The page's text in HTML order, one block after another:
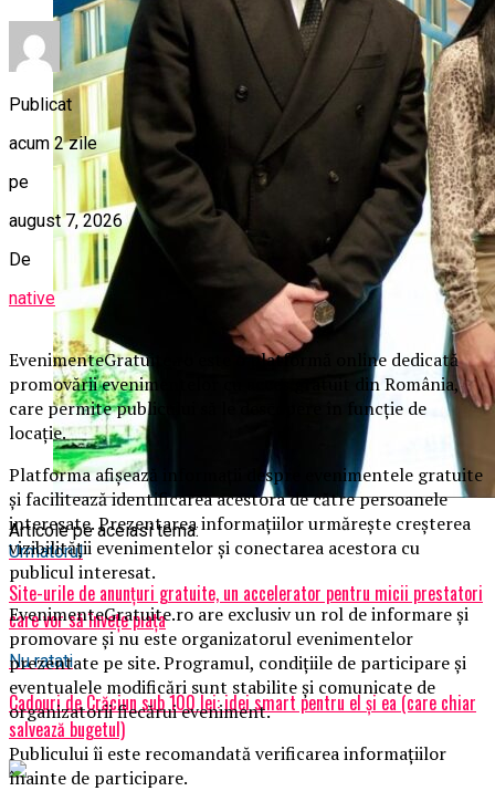
Articole pe aceiasi tema:
Urmatorul
Site-urile de anunțuri gratuite, un accelerator pentru micii prestatori
care vor să învețe piața
Nu ratati
Cadouri de Crăciun sub 100 lei: idei smart pentru el și ea (care chiar
salvează bugetul)
Publicat
acum 2 zile
pe
august 7, 2026
De
native
EvenimenteGratuite.ro este o platformă online dedicată
promovării evenimentelor cu acces gratuit din România,
care permite publicului să le descopere în funcție de
locație.
Platforma afișează informații despre evenimentele gratuite
și facilitează identificarea acestora de către persoanele
interesate. Prezentarea informațiilor urmărește creșterea
vizibilității evenimentelor și conectarea acestora cu
publicul interesat.
EvenimenteGratuite.ro are exclusiv un rol de informare și
promovare și nu este organizatorul evenimentelor
prezentate pe site. Programul, condițiile de participare și
eventualele modificări sunt stabilite și comunicate de
organizatorii fiecărui eveniment.
Publicului îi este recomandată verificarea informațiilor
înainte de participare.